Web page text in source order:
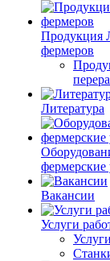
Продукция
фермеров
Литература
Вакансии
Услуги